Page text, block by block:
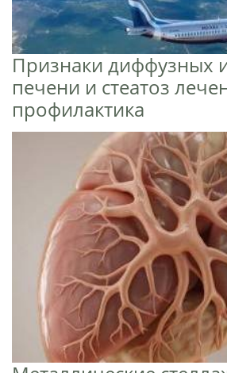
Признаки диффузных
печени и стеатоз
профилактика